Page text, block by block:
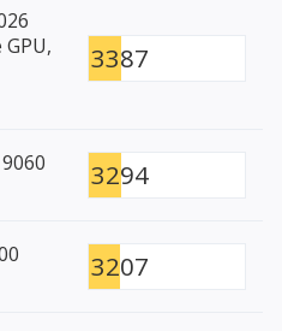
3387
3294
3207